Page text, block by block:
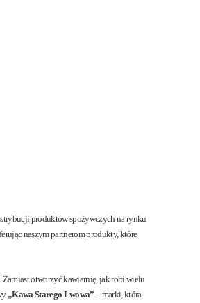
produktów spożywczych na rynku
naszym partnerom produkty, które
Zamiast otworzyć kawiarnię, jak robi wielu
„Kawa Starego Lwowa” – marki, która